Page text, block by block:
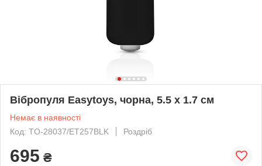
Вібропуля Easytoys, чорна, 5.5 х 1.7 см
Немає в наявності
Код: TO-28037/ET257BLK
Роздріб
695 ₴